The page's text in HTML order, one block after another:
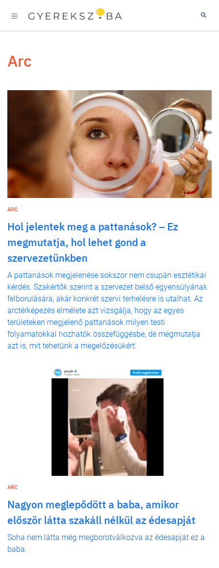
arc
ARC
Hol jelentek meg a pattanások? – Ez
megmutatja, hol lehet gond a
szervezetünkben
A pattanások megjelenése sokszor nem csupán esztétikai
kérdés. Szakértők szerint a szervezet belső egyensúlyának
felborulására, akár konkrét szervi terhelésre is utalhat. Az
arctérképezés elmélete azt vizsgálja, hogy az egyes
területeken megjelenő pattanások milyen testi
folyamatokkal hozhatók összefüggésbe, de megmutatja
azt is, mit tehetünk a megelőzésükért.
ARC
Nagyon meglepődött a baba, amikor
először látta szakáll nélkül az édesapját
Soha nem látta még megborotválkozva az édesapját ez a
baba.